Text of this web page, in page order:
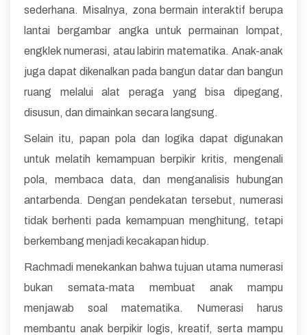
sederhana. Misalnya, zona bermain interaktif berupa
lantai bergambar angka untuk permainan lompat,
engklek numerasi, atau labirin matematika. Anak-anak
juga dapat dikenalkan pada bangun datar dan bangun
ruang melalui alat peraga yang bisa dipegang,
disusun, dan dimainkan secara langsung.
Selain itu, papan pola dan logika dapat digunakan
untuk melatih kemampuan berpikir kritis, mengenali
pola, membaca data, dan menganalisis hubungan
antarbenda. Dengan pendekatan tersebut, numerasi
tidak berhenti pada kemampuan menghitung, tetapi
berkembang menjadi kecakapan hidup.
Rachmadi menekankan bahwa tujuan utama numerasi
bukan semata-mata membuat anak mampu
menjawab soal matematika. Numerasi harus
membantu anak berpikir logis, kreatif, serta mampu